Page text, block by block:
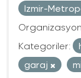
Izmir-
Kategoriler:
garaj